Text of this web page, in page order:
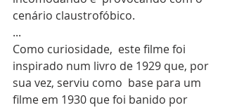
cenário claustrofóbico.
...
Como curiosidade,  este filme foi
inspirado num livro de 1929 que, por
sua vez, serviu como  base para um
filme em 1930 que foi banido por